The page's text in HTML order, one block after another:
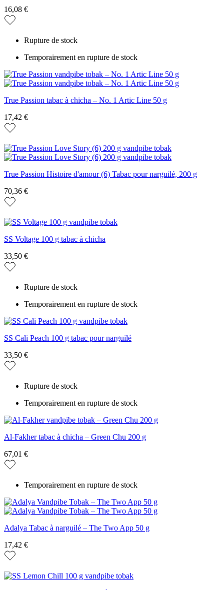
16,08 €
Rupture de stock
Temporairement en rupture de stock
True Passion tabac à chicha – No. 1 Artic Line 50 g
17,42 €
True Passion Histoire d'amour (6) Tabac pour narguilé, 200 g
70,36 €
SS Voltage 100 g tabac à chicha
33,50 €
Rupture de stock
Temporairement en rupture de stock
SS Cali Peach 100 g tabac pour narguilé
33,50 €
Rupture de stock
Temporairement en rupture de stock
Al-Fakher tabac à chicha – Green Chu 200 g
67,01 €
Temporairement en rupture de stock
Adalya Tabac à narguilé – The Two App 50 g
17,42 €